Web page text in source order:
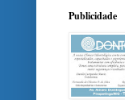
Publicidade